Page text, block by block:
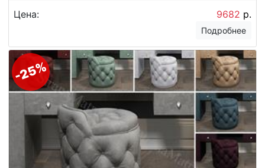
Цена: 9682 р.
Подробнее
-25%